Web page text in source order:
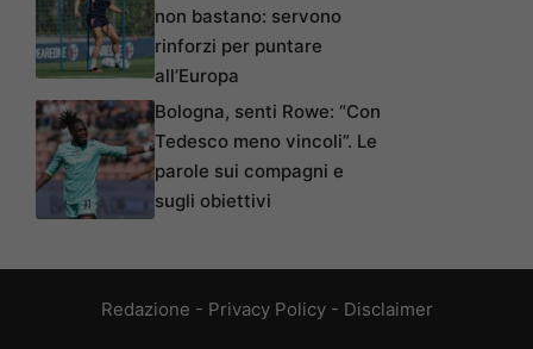
non bastano: servono
rinforzi per puntare
all’Europa
Bologna, senti Rowe: “Con
Tedesco meno vincoli”. Le
parole sui compagni e
sugli obiettivi
Redazione - Privacy Policy- Disclaimer